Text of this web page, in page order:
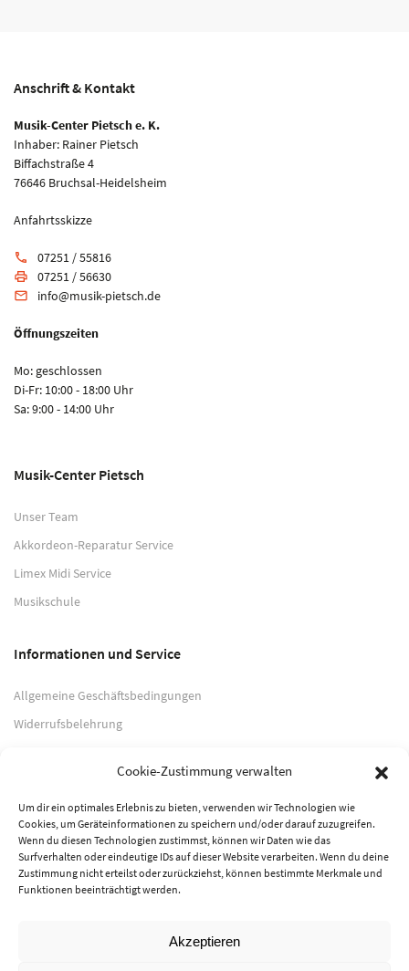
Cookie-Zustimmung verwalten
Um dir ein optimales Erlebnis zu bieten, verwenden wir Technologien wie
Cookies, um Geräteinformationen zu speichern und/oder darauf zuzugreifen.
Wenn du diesen Technologien zustimmst, können wir Daten wie das
Surfverhalten oder eindeutige IDs auf dieser Website verarbeiten. Wenn du deine
Zustimmung nicht erteilst oder zurückziehst, können bestimmte Merkmale und
Funktionen beeinträchtigt werden.
Akzeptieren
Anschrift & Kontakt
Musik-Center Pietsch e. K.
Inhaber: Rainer Pietsch
Biffachstraße 4
76646 Bruchsal-Heidelsheim
Anfahrtsskizze
phone 07251 / 55816
print 07251 / 56630
email info@musik-pietsch.de
Öffnungszeiten
Mo: geschlossen
Di-Fr: 10:00 - 18:00 Uhr
Sa: 9:00 - 14:00 Uhr
Musik-Center Pietsch
Unser Team
Akkordeon-Reparatur Service
Limex Midi Service
Musikschule
Informationen und Service
Allgemeine Geschäftsbedingungen
Widerrufsbelehrung
Datenschutzerklärung
Zahlungsarten
PayPal